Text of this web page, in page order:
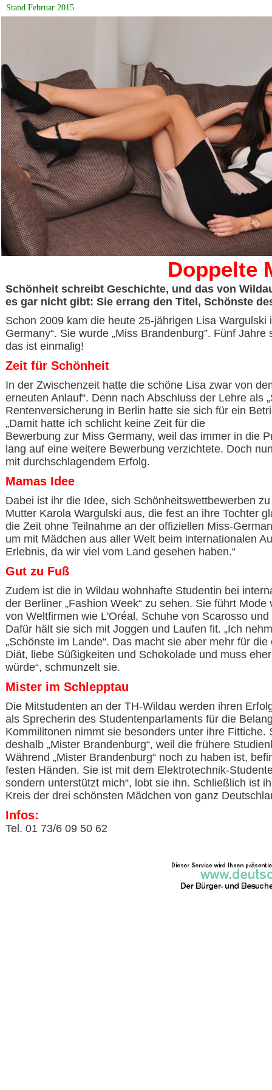
Schönheit schreibt Geschichte, und das von
es gar nicht gibt: Sie errang den Titel, Schönste
Schon 2009 kam die heute 25-jährigen Lisa
Germany“. Sie wurde „Miss Brandenburg”. Fünf
das ist einmalig!
Zeit für Schönheit
In der Zwischenzeit hatte die schöne Lisa zwar von
erneuten Anlauf“. Denn nach Abschluss der Lehre als
Rentenversicherung in Berlin hatte sie sich für ein
„Damit hatte ich schlicht keine Zeit für die
Bewerbung zur Miss Germany, weil das immer in die
lang auf eine weitere Bewerbung verzichtete. Doch
mit durchschlagendem Erfolg.
Mamas Idee
Dabei ist ihr die Idee, sich Schönheitswettbewerben
Mutter Karola Wargulski aus, die fest an ihre Tochter
die Zeit ohne Teilnahme an der offiziellen Miss-
um mit Mädchen aus aller Welt beim internationalen
Erlebnis, da wir viel vom Land gesehen haben.“
Gut zu Fuß
Zudem ist die in Wildau wohnhafte Studentin bei
der Berliner „Fashion Week“ zu sehen. Sie führt
von Weltfirmen wie L'Oréal, Schuhe von Scarosso
Dafür hält sie sich mit Joggen und Laufen fit. „Ich
„Schönste im Lande“. Das macht sie aber mehr für
Diät, liebe Süßigkeiten und Schokolade und muss
würde“, schmunzelt sie.
Mister im Schlepptau
Die Mitstudenten an der TH-Wildau werden ihren
als Sprecherin des Studentenparlaments für die
Kommilitonen nimmt sie besonders unter ihre
deshalb „Mister Brandenburg“, weil die frühere
Während „Mister Brandenburg“ noch zu haben ist,
festen Händen. Sie ist mit dem Elektrotechnik-
sondern unterstützt mich“, lobt sie ihn. Schließlich ist
Kreis der drei schönsten Mädchen von ganz
Infos:
Tel. 01 73/6 09 50 62
Stand Februar 2015
Doppelte